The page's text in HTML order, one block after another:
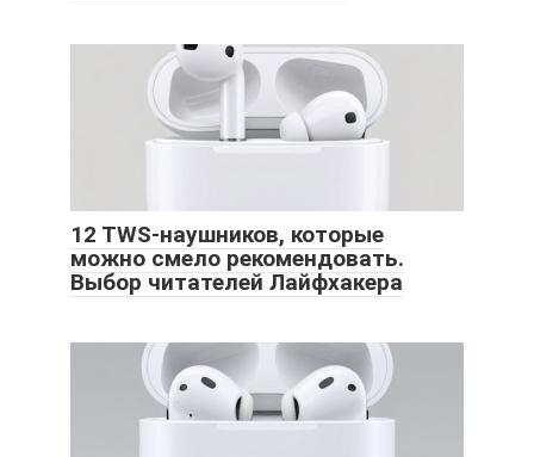
12 TWS-наушников, которые
можно смело рекомендовать.
Выбор читателей Лайфхакера